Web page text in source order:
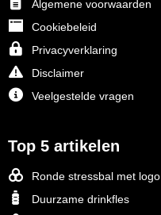
Algemene voorwaarden
Cookiebeleid
Privacyverklaring
Disclaimer
Veelgestelde vragen
Top 5 artikelen
Ronde stressbal met logo
Duurzame drinkfles